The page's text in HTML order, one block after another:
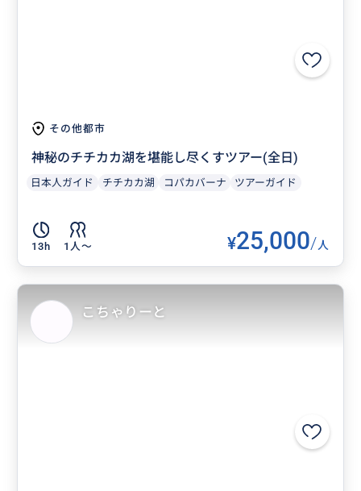
その他都市
神秘のチチカカ湖を堪能し尽くすツアー(全日)
日本人ガイド チチカカ湖 コパカバーナ ツアーガイド
13h 1人〜 ¥25,000/人
こちゃりーと